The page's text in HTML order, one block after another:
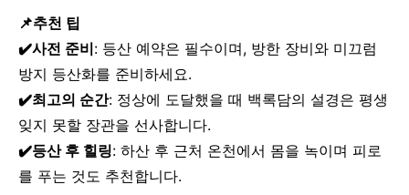
📌추천 팁
✔️사전 준비: 등산 예약은 필수이며, 방한 장비와 미끄럼
방지 등산화를 준비하세요.
✔️최고의 순간: 정상에 도달했을 때 백록담의 설경은 평생
잊지 못할 장관을 선사합니다.
✔️등산 후 힐링: 하산 후 근처 온천에서 몸을 녹이며 피로
를 푸는 것도 추천합니다.